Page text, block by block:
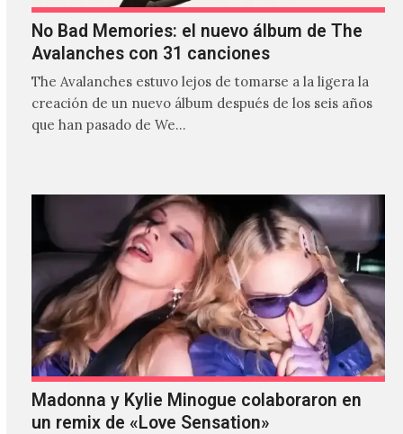
No Bad Memories: el nuevo álbum de The
Avalanches con 31 canciones
The Avalanches estuvo lejos de tomarse a la ligera la
creación de un nuevo álbum después de los seis años
que han pasado de We…
Madonna y Kylie Minogue colaboraron en
un remix de «Love Sensation»